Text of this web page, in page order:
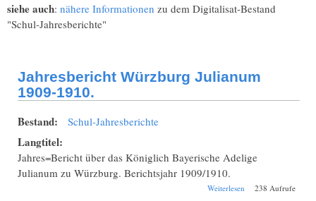
siehe auch: nähere Informationen zu dem Digitalisat-Bestand
"Schul-Jahresberichte"
Jahresbericht Würzburg Julianum
1909-1910.
Bestand: Schul-Jahresberichte
Langtitel:
Jahres=Bericht über das Königlich Bayerische Adelige
Julianum zu Würzburg. Berichtsjahr 1909/1910.
Weiterlesen über Jahresbericht
238 Aufrufe